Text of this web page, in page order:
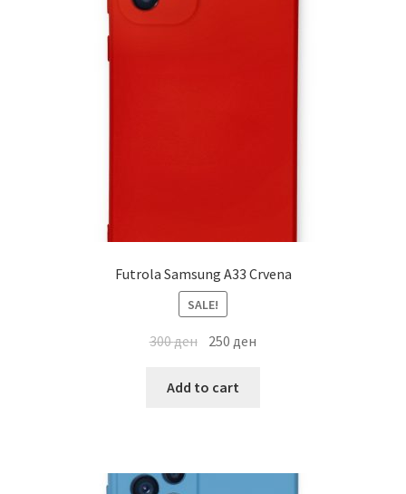
Futrola Samsung A33 Crvena
SALE!
300ден 250ден
Add to cart